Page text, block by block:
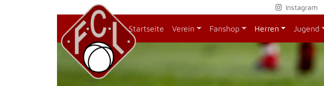
Instagram
Startseite Verein Fanshop Herren Jugend